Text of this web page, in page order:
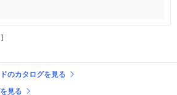
のカタログを見る
見る